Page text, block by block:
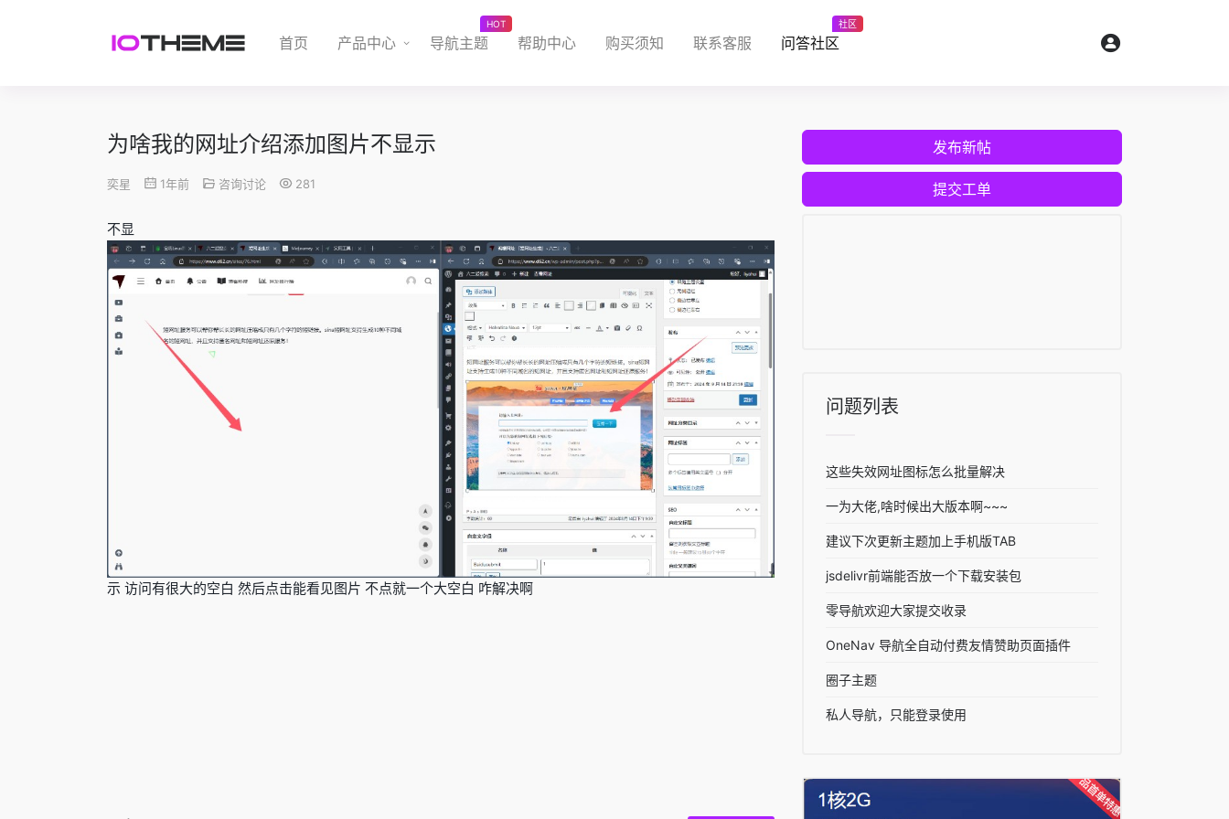
首页 产品中心 导航主题
HOT
帮助中心 购买须知 联系客服 问答社区
社区
为啥我的网址介绍添加图片不显示
奕星 1年前 咨询讨论 281
不显
示 访问有很大的空白 然后点击能看见图片 不点就一个大空白 咋解决啊
发布新帖
提交工单
问题列表
这些失效网址图标怎么批量解决
一为大佬,啥时候出大版本啊~~~
建议下次更新主题加上手机版TAB
jsdelivr前端能否放一个下载安装包
零导航欢迎大家提交收录
OneNav 导航全自动付费友情赞助页面插件
圈子主题
私人导航，只能登录使用